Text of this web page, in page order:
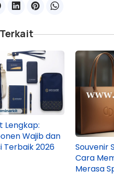
Lengkap:
Wajib dan
Terbaik 2026
Souvenir
Cara
Merasa